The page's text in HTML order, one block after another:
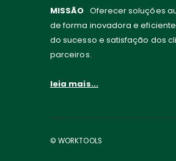
MISSÃO Oferecer soluções
de forma inovadora e
do sucesso e satisfação dos
parceiros.
leia mais...
© WORKTOOLS